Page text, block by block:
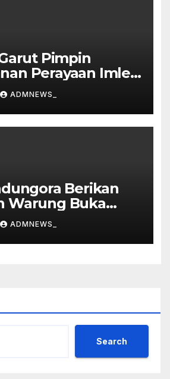
Pimpin
Perayaan Imlek
Cap Go Meh
di Vihara Dharma
ADMNEWS_
Berikan
Warung Buka
ADMNEWS_
Search